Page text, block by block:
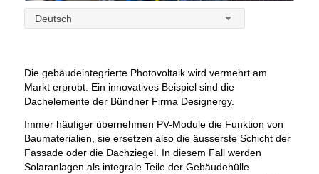
Deutsch
Die gebäudeintegrierte Photovoltaik wird vermehrt am
Markt erprobt. Ein innovatives Beispiel sind die
Dachelemente der Bündner Firma Designergy.
Immer häufiger übernehmen PV-Module die Funktion von
Baumaterialien, sie ersetzen also die äusserste Schicht der
Fassade oder die Dachziegel. In diesem Fall werden
Solaranlagen als integrale Teile der Gebäudehülle